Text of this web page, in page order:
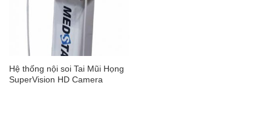
Hệ thống nội soi Tai Mũi Họng
SuperVision HD Camera